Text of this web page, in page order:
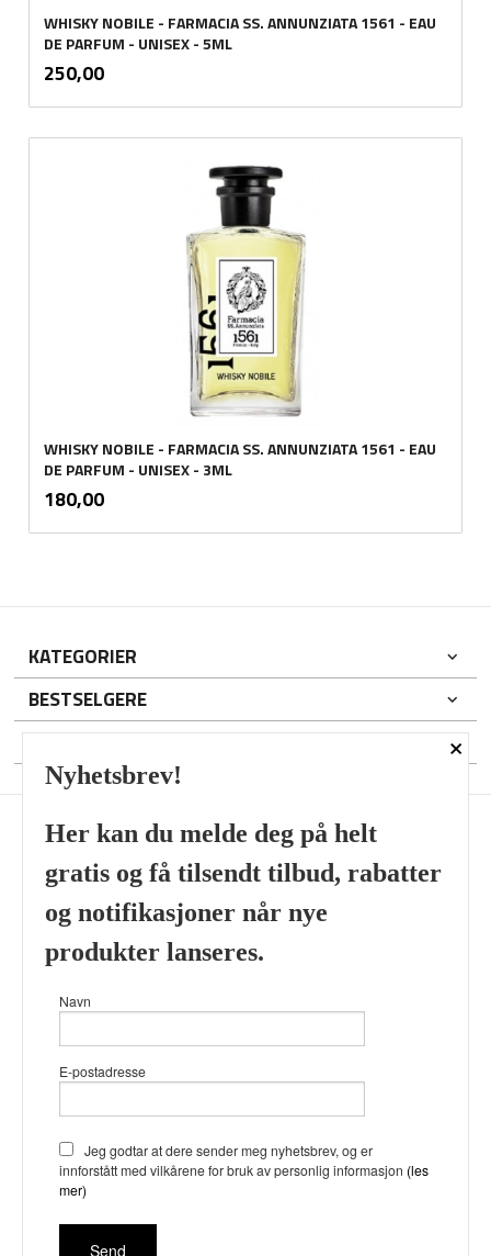
WHISKY NOBILE - FARMACIA SS. ANNUNZIATA 1561 - EAU
DE PARFUM - UNISEX - 5ML
Pris
250,00mva.
WHISKY NOBILE - FARMACIA SS. ANNUNZIATA 1561 - EAU
DE PARFUM - UNISEX - 3ML
Pris
180,00mva.
KATEGORIER
BESTSELGERE
DIN KONTO
Frakt Kjøpsbetingelser
Sikkerhet og personvern
Nyhetsbrev
Viking’s Perfume House & Beard Co Fløenbakken 43 A 5009
Bergen Tlf.41696407- Foretaksregisteret 933905799
du får en bedre kjøpsopplevelse og
bruker cookies hovedsaklig til å
lagre innloggingsdetaljer og huske
hva du har puttet i handlekurven
din. Fortsett å bruke siden som
mer
×
Nyhetsbrev!
Her kan du melde deg på helt
gratis og få tilsendt tilbud, rabatter
og notifikasjoner når nye
produkter lanseres.
Navn
E-postadresse
Jeg godtar at dere sender meg nyhetsbrev, og er
innforstått med vilkårene for bruk av personlig informasjon (les
mer)